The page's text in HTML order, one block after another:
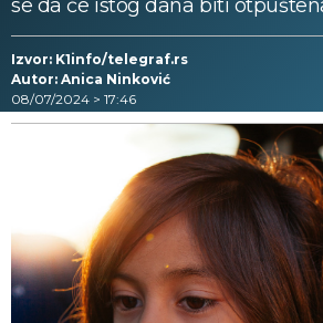
se da će istog dana biti
Izvor: K1info/telegraf.rs
Autor: Anica Ninković
08/07/2024 > 17:46